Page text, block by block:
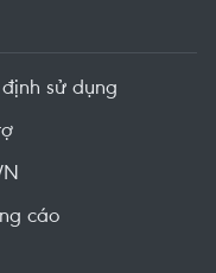
sử dụng
cáo